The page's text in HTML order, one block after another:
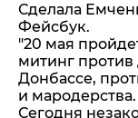
Сделала
Фейсбук.
"20 мая
митинг против
Донбассе,
и мародерства.
Сегодня